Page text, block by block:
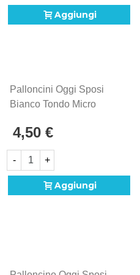
Aggiungi
Palloncini Oggi Sposi
Bianco Tondo Micro
Mylar, 5pz.
4,50 €
- +
Aggiungi